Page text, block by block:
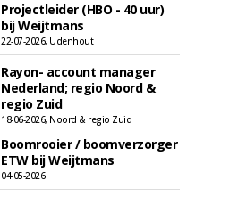
Projectleider (HBO - 40 uur)
bij Weijtmans
22-07-2026, Udenhout
Rayon- account manager
Nederland; regio Noord &
regio Zuid
18-06-2026, Noord & regio Zuid
Boomrooier / boomverzorger
ETW bij Weijtmans
04-05-2026